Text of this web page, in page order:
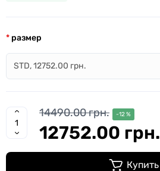
размер
14490.00 грн. -12 %
12752.00 грн.
Купить